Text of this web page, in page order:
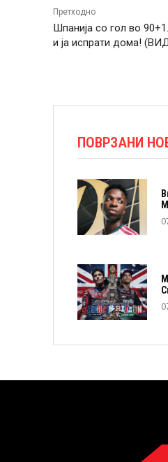
Претходно
Шпанија со гол во
и ја испрати дома!
ПОВРЗАНИ